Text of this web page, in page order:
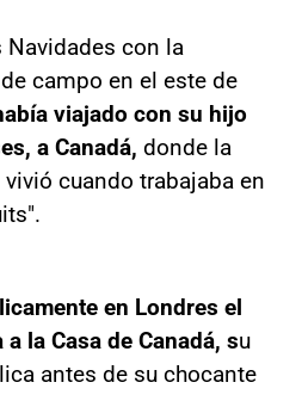
Navidades con la
campo en el este de
viajado con su hijo
a Canadá, donde la
cuando trabajaba en
en Londres el
la Casa de Canadá, su
antes de su chocante